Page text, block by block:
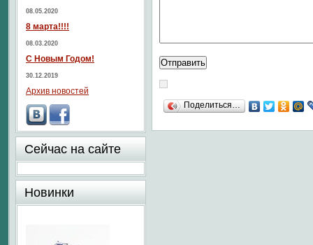
Поделиться…
08.05.2020
8 марта!!!!
08.03.2020
С Новым Годом!
30.12.2019
Архив новостей
Сейчас на сайте
Новинки